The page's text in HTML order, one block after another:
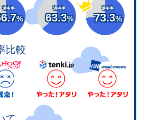
適中率
%
適中率
63.3%
適中率
73.3%
比較